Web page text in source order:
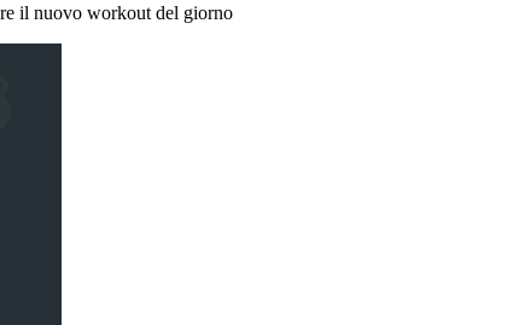
il nuovo workout del giorno